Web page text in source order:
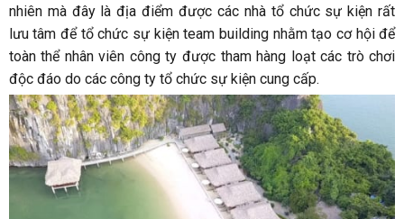
nhiên mà đây là địa điểm được các nhà tổ chức sự kiện rất
lưu tâm để tổ chức sự kiện team building nhằm tạo cơ hội để
toàn thể nhân viên công ty được tham hàng loạt các trò chơi
độc đáo do các công ty tổ chức sự kiện cung cấp.